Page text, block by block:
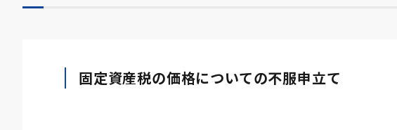
固定資産税の価格についての不服申立て